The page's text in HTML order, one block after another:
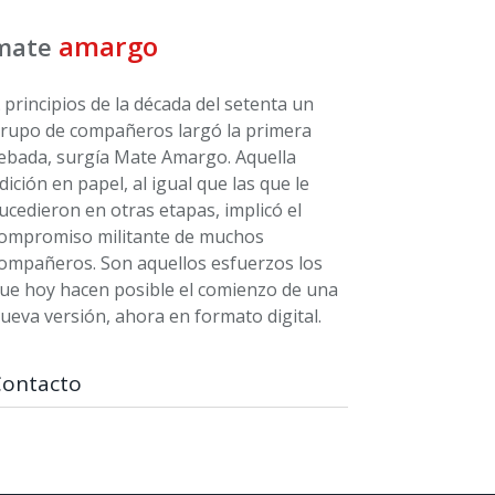
amargo
principios de la década del setenta un
de compañeros largó la primera
surgía Mate Amargo. Aquella
en papel, al igual que las que le
en otras etapas, implicó el
militante de muchos
Son aquellos esfuerzos los
hoy hacen posible el comienzo de una
versión, ahora en formato digital.